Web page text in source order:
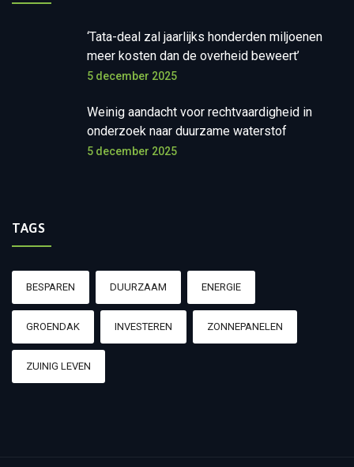
‘Tata-deal zal jaarlijks honderden miljoenen
meer kosten dan de overheid beweert’
5 december 2025
Weinig aandacht voor rechtvaardigheid in
onderzoek naar duurzame waterstof
5 december 2025
TAGS
BESPAREN DUURZAAM ENERGIE
GROENDAK INVESTEREN ZONNEPANELEN
ZUINIG LEVEN